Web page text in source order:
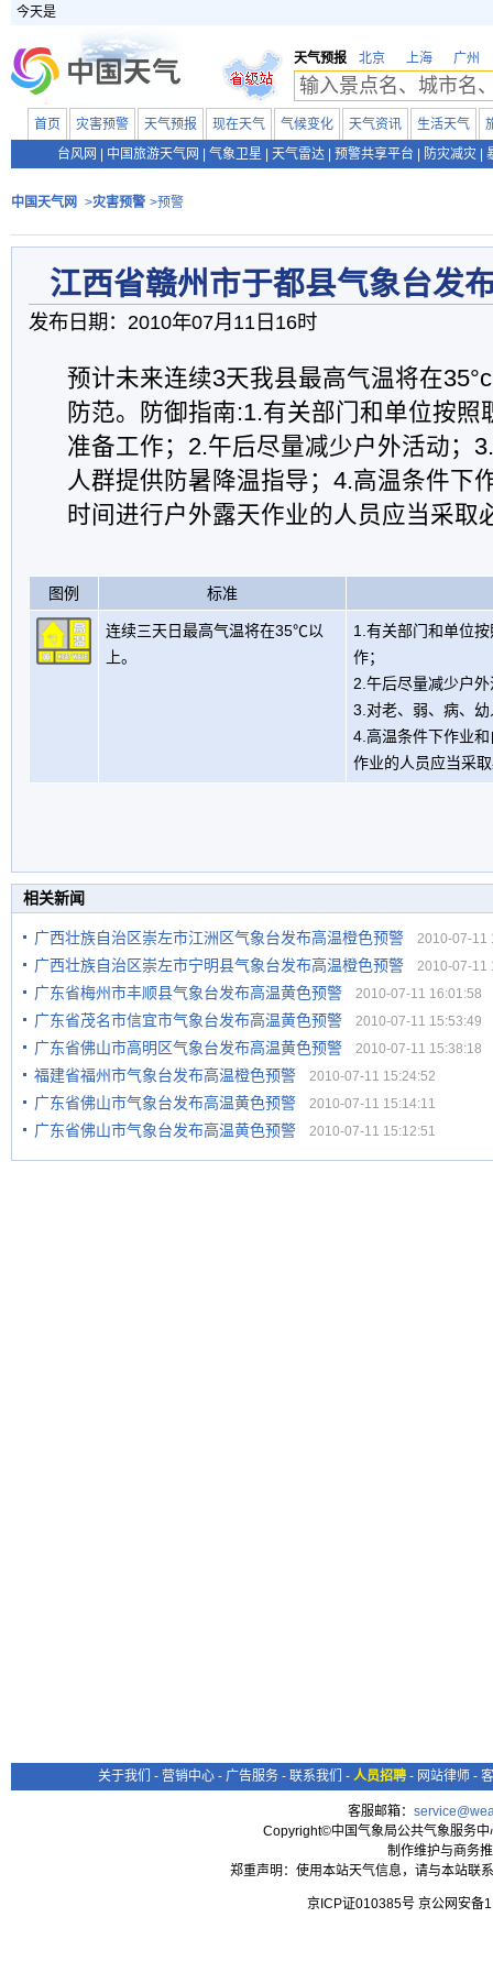
今天是
天气预报 北京 上海 广州
首页 灾害预警 天气预报 现在天气 气候变化 天气资讯 生活天气
台风网
中国旅游天气网 气象卫星 天气雷达 预警共享平台 防灾减灾
中国天气网 >灾害预警 >预警
江西省赣州市于都县气象台发
发布日期：2010年07月11日16时
预计未来连续3天我县最高气温将在
防范。防御指南:1.有关部门和单位按照
准备工作；2.午后尽量减少户外活动；
人群提供防暑降温指导；4.高温条件下
时间进行户外露天作业的人员应当采取
图例 标准
连续三天日最高气温将在35℃以
上。
1.有关部门和单位
作；
2.午后尽量减少户
3.对老、弱、病、
4.高温条件下作业
作业的人员应当采
相关新闻
广西壮族自治区崇左市江洲区气象台发布高温橙色预警 2010-07-11
广西壮族自治区崇左市宁明县气象台发布高温橙色预警 2010-07-11
广东省梅州市丰顺县气象台发布高温黄色预警 2010-07-11 16:01:58
广东省茂名市信宜市气象台发布高温黄色预警 2010-07-11 15:53:49
广东省佛山市高明区气象台发布高温黄色预警 2010-07-11 15:38:18
福建省福州市气象台发布高温橙色预警 2010-07-11 15:24:52
广东省佛山市气象台发布高温黄色预警 2010-07-11 15:14:11
广东省佛山市气象台发布高温黄色预警 2010-07-11 15:12:51
关于我们 - 营销中心 - 广告服务 - 联系我们 - 人员招聘 - 网站律师 -
客服邮箱：
Copyright©中国气象局公共气象服务
制作维护与商务
郑重声明：使用本站天气信息，请与本站联
京ICP证010385号 京公网安备